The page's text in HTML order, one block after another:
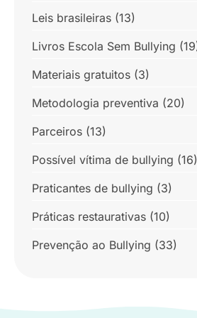
Leis brasileiras (13)
Livros Escola Sem Bullying
Materiais gratuitos (3)
Metodologia preventiva (20)
Parceiros (13)
Possível vítima de bullying (16)
Praticantes de bullying (3)
Práticas restaurativas (10)
Prevenção ao Bullying (33)